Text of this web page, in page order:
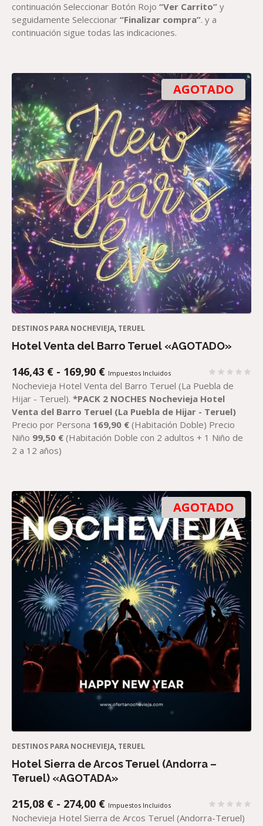
continuación Seleccionar Botón Rojo“Ver Carrito”y
seguidamente Seleccionar“Finalizar compra”. y a
continuación sigue todas las indicaciones.
AGOTADO
DESTINOS PARA NOCHEVIEJA, TERUEL
Hotel Venta del Barro Teruel «AGOTADO»
146,43 € - 169,90 €RANGO
DE
PRECIOS:
DESDE
146,43 €
HASTA
Impuestos Incluidos
Nochevieja Hotel Venta del Barro Teruel (La Puebla de
Hijar - Teruel).*PACK 2 NOCHES Nochevieja Hotel
Venta del Barro Teruel (La Puebla de Hijar - Teruel)
Precio por Persona 169,90 € (Habitación Doble) Precio
Niño 99,50 € (Habitación Doble con 2 adultos + 1 Niño de
2 a 12 años)
AGOTADO
DESTINOS PARA NOCHEVIEJA, TERUEL
Hotel Sierra de Arcos Teruel (Andorra –
Teruel) «AGOTADA»
215,08 € - 274,00 €RANGO
DE
Impuestos Incluidos
Nochevieja Hotel Sierra de Arcos Teruel (Andorra-Teruel)